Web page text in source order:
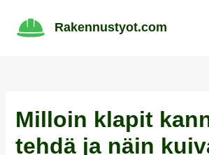
sisältöön
Rakennustyot.com
Milloin klapit
tehdä ja näin